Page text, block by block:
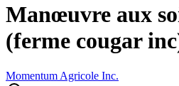
Manœuvre aux
(ferme cougar
Momentum Agricole Inc.